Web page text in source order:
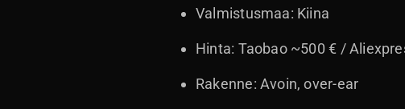
Valmistusmaa: Kiina
Hinta: Taobao ~500 € /
Rakenne: Avoin, over-ear